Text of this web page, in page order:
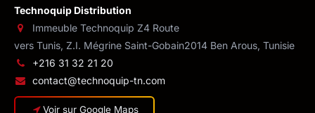
Technoquip Distribution
Immeuble Technoquip Z4 Route
vers Tunis, Z.I. Mégrine Saint-Gobain2014 Ben Arous, Tunisie
+216 31 32 21 20
contact@technoquip-tn.com
Voir sur Google Maps